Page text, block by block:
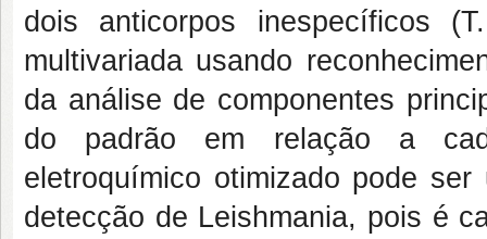
dois anticorpos inespecíficos
multivariada usando
da análise de componentes
do padrão em relação a
eletroquímico otimizado pode
detecção de Leishmania, pois é